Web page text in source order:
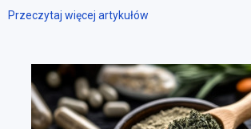
Przeczytaj więcej artykułów